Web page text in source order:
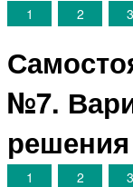
1 2 3
№7.
решения
1 2 3